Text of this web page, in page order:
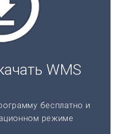
WMS
бесплатно и
режиме